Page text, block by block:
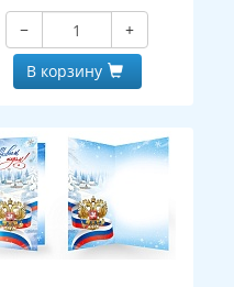
−
+
В корзину